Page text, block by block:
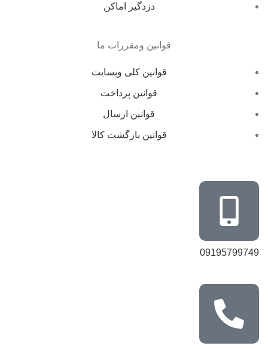
دزدگیر اماکن
قوانین ومقررات ما
قوانین کلی وبسایت
قوانین پرداخت
قوانین ارسال
قوانین بازگشت کالا
09195799749